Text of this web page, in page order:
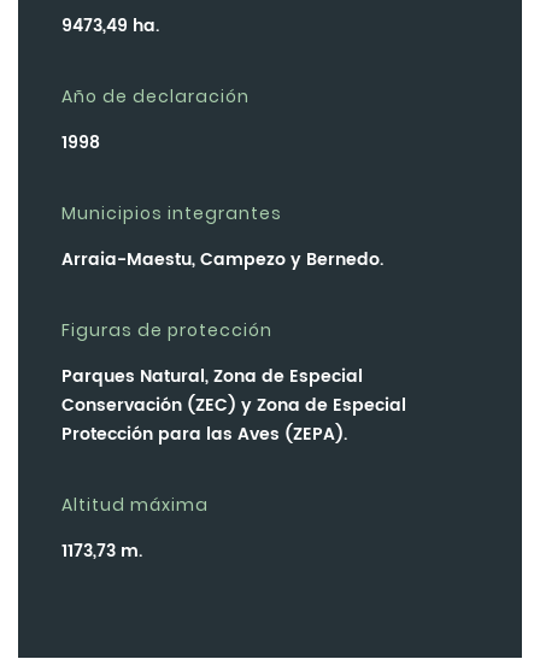
9473,49 ha.
Año de declaración
1998
Municipios integrantes
Arraia-Maestu, Campezo y Bernedo.
Figuras de protección
Parques Natural, Zona de Especial
Conservación (ZEC) y Zona de Especial
Protección para las Aves (ZEPA).
Altitud máxima
1173,73 m.